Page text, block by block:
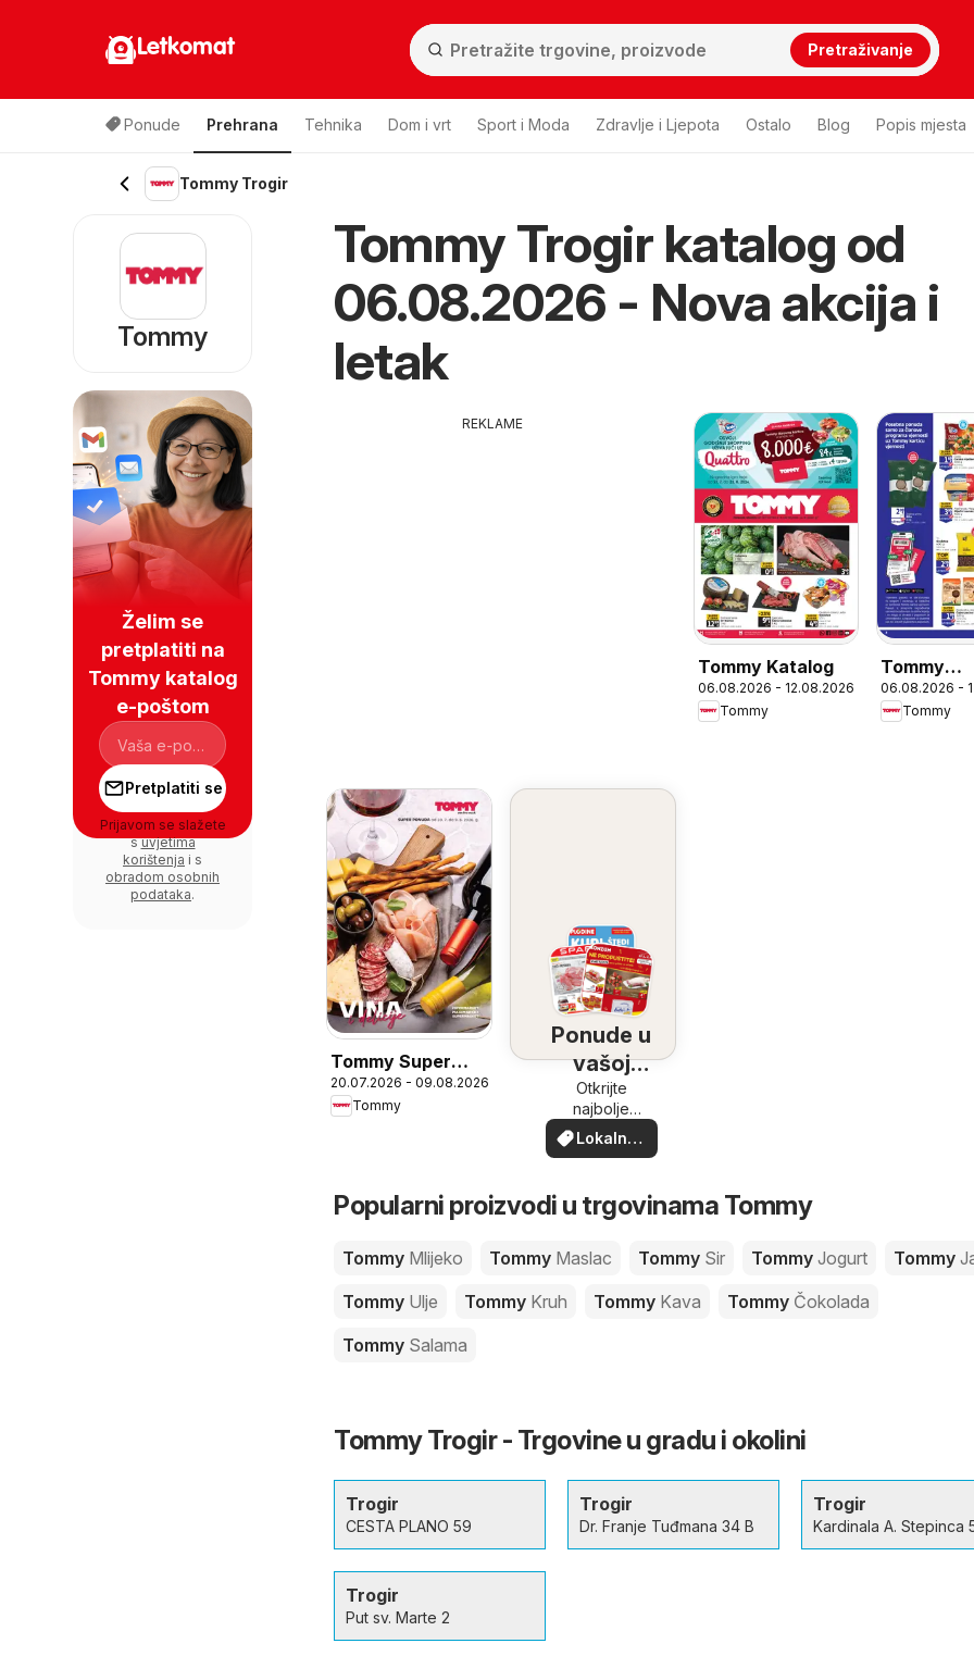
Letkomat Pretraživanje
Ponude Prehrana Tehnika Dom i vrt Sport i Moda Zdravlje i Ljepota Ostalo Blog Popis mjesta
Tommy Trogir
Tommy Trogir katalog od
06.08.2026 - Nova akcija i
letak
REKLAME
Tommy Katalog
06.08.2026 - 12.08.2026
Tommy
Tommy
Tommy
06.08.2026 -
Tommy
Tommy Super
ponuda vina i
delicija
20.07.2026 - 09.08.2026
Tommy
Ponude u
vašoj
blizini
Otkrijte
najbolje
ponude u
vašoj blizini
Lokalne
ponude
Popularni proizvodi u trgovinama Tommy
Tommy Mlijeko Tommy Maslac Tommy Sir Tommy Jogurt Tommy
Tommy Ulje Tommy Kruh Tommy Kava Tommy Čokolada
Tommy Salama
Tommy Trogir - Trgovine u gradu i okolini
Trogir
CESTA PLANO 59
Trogir
Dr. Franje Tuđmana 34 B
Trogir
Kardinala A. Stepinca
Trogir
Put sv. Marte 2
Tommy
Želim se
pretplatiti na
Tommy katalog
e-poštom
Pretplatiti se
Prijavom se slažete
suvjetima
korištenja i s
obradom osobnih
podataka.